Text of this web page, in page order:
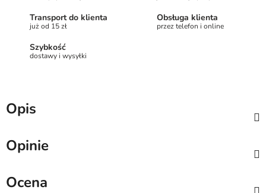
Transport do klienta
już od 15 zł
Obsługa klienta
przez telefon i online
Szybkość
dostawy i wysyłki
Opis
Opinie
Ocena